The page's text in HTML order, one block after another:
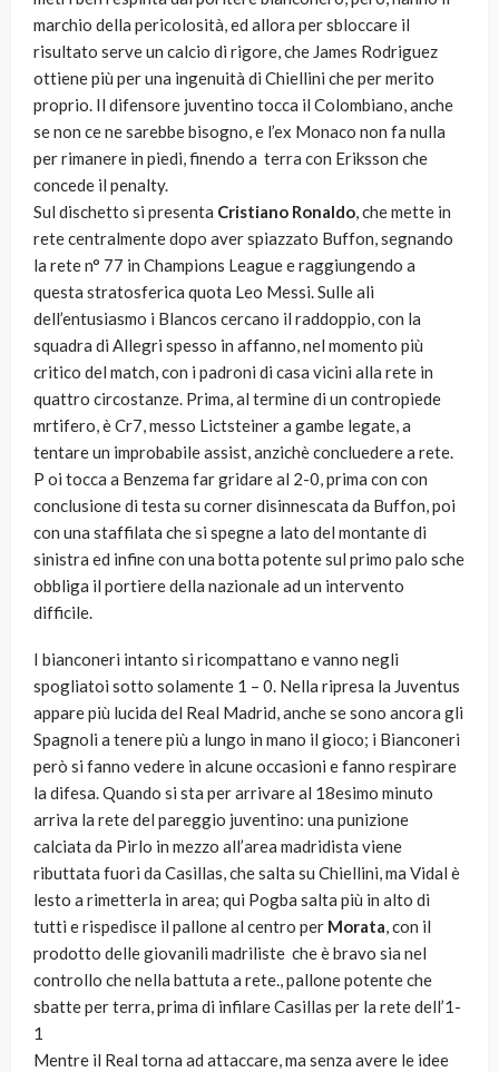
marchio della pericolosità, ed allora per sbloccare il
risultato serve un calcio di rigore, che James Rodriguez
ottiene più per una ingenuità di Chiellini che per merito
proprio. Il difensore juventino tocca il Colombiano, anche
se non ce ne sarebbe bisogno, e l’ex Monaco non fa nulla
per rimanere in piedi, finendo a terra con Eriksson che
concede il penalty.
Sul dischetto si presenta Cristiano Ronaldo, che mette in
rete centralmente dopo aver spiazzato Buffon, segnando
la rete n° 77 in Champions League e raggiungendo a
questa stratosferica quota Leo Messi. Sulle ali
dell’entusiasmo i Blancos cercano il raddoppio, con la
squadra di Allegri spesso in affanno, nel momento più
critico del match, con i padroni di casa vicini alla rete in
quattro circostanze. Prima, al termine di un contropiede
mrtifero, è Cr7, messo Lictsteiner a gambe legate, a
tentare un improbabile assist, anzichè concluedere a rete.
P oi tocca a Benzema far gridare al 2-0, prima con con
conclusione di testa su corner disinnescata da Buffon, poi
con una staffilata che si spegne a lato del montante di
sinistra ed infine con una botta potente sul primo palo sche
obbliga il portiere della nazionale ad un intervento
difficile.
I bianconeri intanto si ricompattano e vanno negli
spogliatoi sotto solamente 1 – 0. Nella ripresa la Juventus
appare più lucida del Real Madrid, anche se sono ancora gli
Spagnoli a tenere più a lungo in mano il gioco; i Bianconeri
però si fanno vedere in alcune occasioni e fanno respirare
la difesa. Quando si sta per arrivare al 18esimo minuto
arriva la rete del pareggio juventino: una punizione
calciata da Pirlo in mezzo all’area madridista viene
ributtata fuori da Casillas, che salta su Chiellini, ma Vidal è
lesto a rimetterla in area; qui Pogba salta più in alto di
tutti e rispedisce il pallone al centro per Morata, con il
prodotto delle giovanili madriliste che è bravo sia nel
controllo che nella battuta a rete., pallone potente che
sbatte per terra, prima di infilare Casillas per la rete dell’1-
1
Mentre il Real torna ad attaccare, ma senza avere le idee